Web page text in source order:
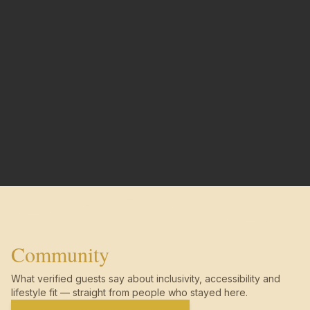
Community
What verified guests say about inclusivity, accessibility and
lifestyle fit — straight from people who stayed here.